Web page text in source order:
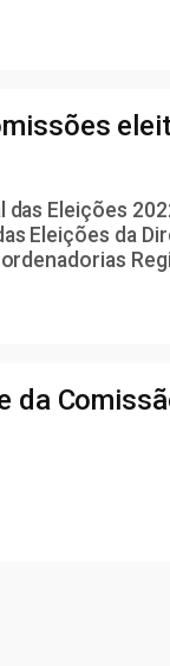
Eleições
Eleições da
da